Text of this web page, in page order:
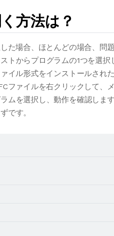
方法は？
た場合、ほとんどの場合、問
トからプログラムの1つを選
イル形式をインストールされ
ファイルを右クリックして、
ムを選択し、動作を確認しま
です。